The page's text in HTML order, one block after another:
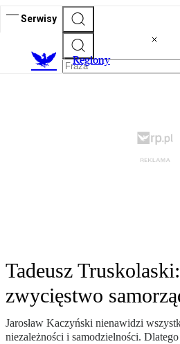
Serwisy
Regiony
Tadeusz
zwycięstwo
Jarosław Kaczyński nienawidzi
niezależności i samodzielności.